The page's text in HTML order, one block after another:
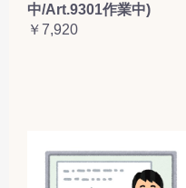
中/Art.9301作業中)
￥7,920